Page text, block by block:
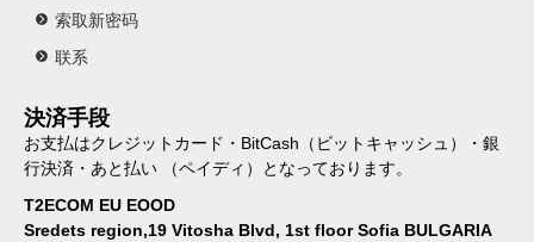
索取新密码
联系
決済手段
お支払はクレジットカード・BitCash（ビットキャッシュ）・銀
行決済・あと払い （ペイディ）となっております。
T2ECOM EU EOOD
Sredets region,19 Vitosha Blvd, 1st floor Sofia BULGARIA